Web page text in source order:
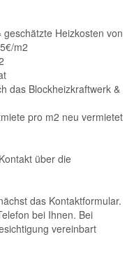
Heizkosten von
m2
das Blockheizkraftwerk &
pro m2 neu vermietet
über die
das Kontaktformular.
bei Ihnen. Bei
vereinbart